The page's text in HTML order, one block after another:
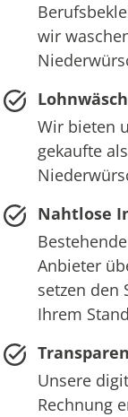
wir
Wir bieten
gekaufte
Nahtlose
Anbieter
setzen den
Ihrem
Unsere
Rechnung